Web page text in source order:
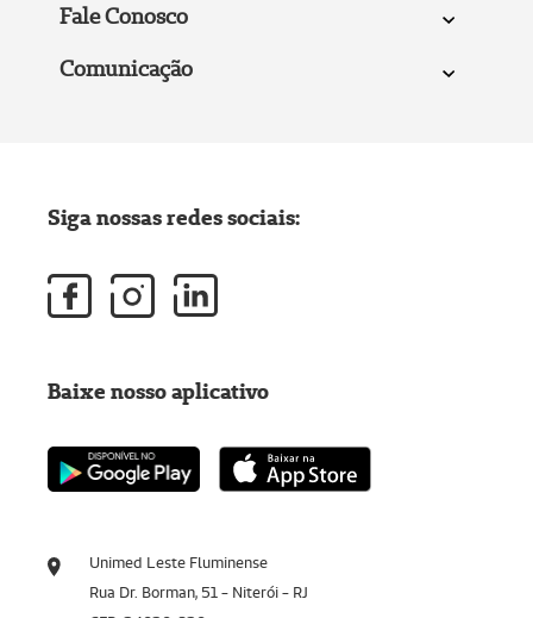
Fale Conosco
Comunicação
Unimed Leste Fluminense
Rua Dr. Borman, 51 - Niterói - RJ
Siga nossas redes sociais:
Baixe nosso aplicativo